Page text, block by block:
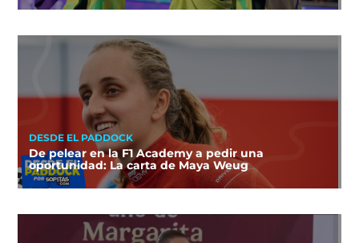
DESDE EL PADDOCK
De pelear en la F1 Academy a pedir una
oportunidad: La carta de Maya Weug